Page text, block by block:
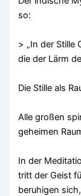
so:
> „In der Stille
die der Lärm
Die Stille als
Alle großen
geheimen
In der
tritt der Geist
beruhigen